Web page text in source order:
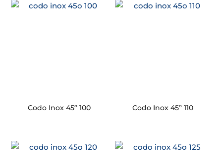
Codo Inox 45º 100 Codo Inox 45º 110